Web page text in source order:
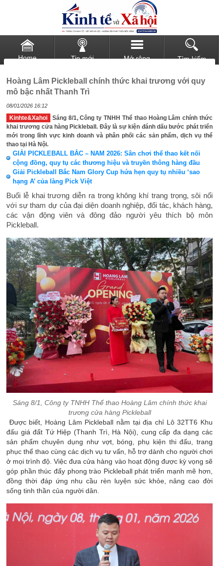
Home Tin mới Mở rộng Tìm kiếm
Hoàng Lâm Pickleball chính thức khai trương với quy
mô bậc nhất Thanh Trì
08/01/2026 16:12
Kinhte&Xahoi
Sáng 8/1, Công ty TNHH Thể thao Hoàng Lâm chính thức
khai trương cửa hàng Pickleball. Đây là sự kiện đánh dấu bước phát triển
mới trong lĩnh vực kinh doanh và phân phối các sản phẩm, dịch vụ thể
thao tại Hà Nội.
GIẢI PICKLEBALL BẮC – NAM 2026: Sân chơi thể thao kết nối
cộng đồng, quy tụ các thương hiệu và truyền thông hàng đầu
Giải Pickleball Bắc Nam Glory Cup hứa hẹn quy tụ nhiều ‘sao
hạng A’ của làng Pick Việt
Buổi lễ khai trương diễn ra trong không khí trang trọng, sôi nổi
với sự tham dự của đại diện doanh nghiệp, đối tác, khách hàng,
các vận động viên và đông đảo người yêu thích bộ môn
Pickleball.
Sáng 8/1, Công ty TNHH Thể thao Hoàng Lâm chính thức khai
trương cửa hàng Pickleball
Được biết, Hoàng Lâm Pickleball nằm tại địa chỉ Lô 32TT6 Khu
đấu giá đất Tứ Hiệp (Thanh Trì, Hà Nội), cung cấp đa dạng các
sản phẩm chuyên dụng như vợt, bóng, phụ kiện thi đấu, trang
phục thể thao cùng các dịch vụ tư vấn, hỗ trợ dành cho người chơi
ở mọi trình độ. Việc đưa cửa hàng vào hoạt động được kỳ vọng sẽ
góp phần thúc đẩy phong trào Pickleball phát triển mạnh mẽ hơn,
đồng thời đáp ứng nhu cầu rèn luyện sức khỏe, nâng cao đời
sống tinh thần của người dân.